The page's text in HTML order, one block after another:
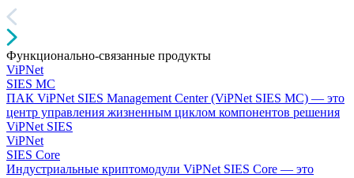
Функционально-связанные продукты
ViPNet
SIES MC
ПАК ViPNet SIES Management Center (ViPNet SIES MC) — это
центр управления жизненным циклом компонентов решения
ViPNet SIES
ViPNet
SIES Core
Индустриальные криптомодули ViPNet SIES Core — это